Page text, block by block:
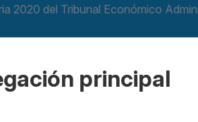
2020 del Tribunal Económico
principal